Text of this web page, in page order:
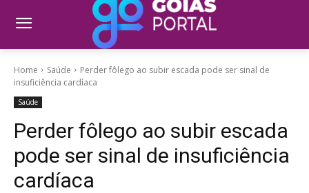
Home Saúde
Perder fôlego ao subir escada pode ser sinal de
insuficiência cardíaca
Saúde
Perder fôlego ao subir escada
pode ser sinal de insuficiência
cardíaca